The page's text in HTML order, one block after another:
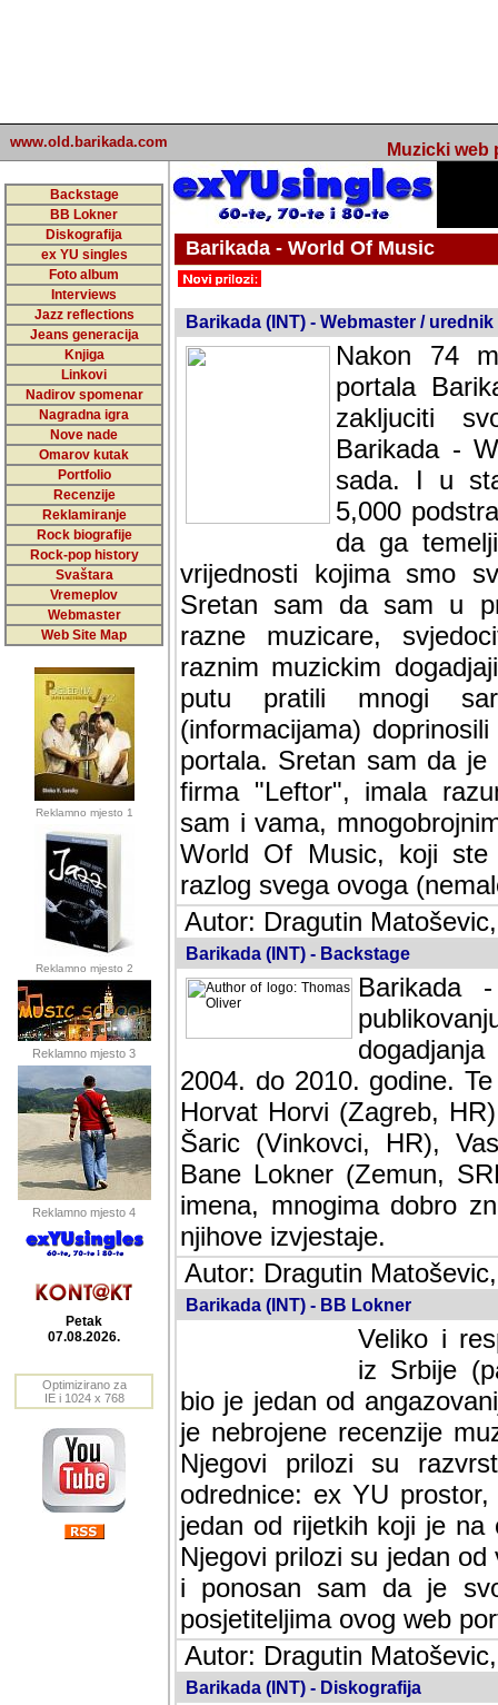
www.old.barikada.com Muzicki web
Backstage
BB Lokner
Diskografija
ex YU singles
Foto album
Interviews
Jazz reflections
Jeans generacija
Knjiga
Linkovi
Nadirov spomenar
Nagradna igra
Nove nade
Omarov kutak
Portfolio
Recenzije
Reklamiranje
Rock biografije
Rock-pop history
Svaštara
Vremeplov
Webmaster
Web Site Map
Reklamno mjesto 1
Reklamno mjesto 2
Reklamno mjesto 3
Reklamno mjesto 4
Petak
07.08.2026.
Optimizirano za
IE i 1024 x 768
Barikada - World Of Music
Barikada (INT) - Webmaster / urednik
Nakon 74
portala
zakljuciti
Barikada -
sada. I u
5,000
da ga
vrijednosti kojima smo
Sretan sam da sam u
muzicare, svjedociti
muzickim dogadjajima...
mnogi saradnici koji
doprinosili vrijednosti i
sam da je i moj web
imala razumijevanja za
mnogobrojnim
Music, koji ste ga
ovoga (nemalog) rada.
Autor: Dragutin
Barikada (INT) - Backstage
Barikada
2004. do 2010. godine.
Horvat Horvi (Zagreb,
Šaric (Vinkovci, HR),
Bane Lokner (Zemun,
imena, mnogima dobro
njihove izvjestaje.
Autor: Dragutin
Barikada (INT) - BB Lokner
Veliko i
Srbije (pa i
jedan od angazovanijih
nebrojene recenzije
Njegovi prilozi su
odrednice: ex YU
jedan od rijetkih koji je
Njegovi prilozi su jedan
i ponosan sam da je
posjetiteljima ovog web
Autor: Dragutin
Barikada (INT) - Diskografija